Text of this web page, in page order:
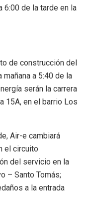
6:00 de la tarde en la
de construcción del
a 5:40 de la
serán la carrera
15A, en el barrio Los
Air-e cambiará
el circuito
del servicio en la
– Santo Tomás;
a la entrada